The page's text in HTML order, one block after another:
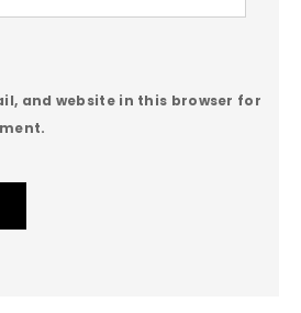
and website in this browser for